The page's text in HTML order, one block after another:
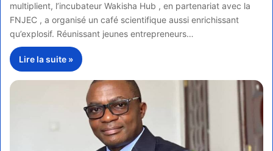
multiplient, l’incubateur Wakisha Hub , en partenariat avec la
FNJEC , a organisé un café scientifique aussi enrichissant
qu’explosif. Réunissant jeunes entrepreneurs…
Lire la suite »